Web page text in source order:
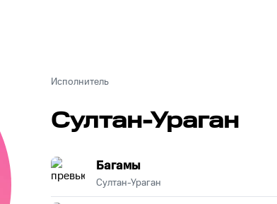
Исполнитель
Султан-Ураган
Багамы
Султан-Ураган